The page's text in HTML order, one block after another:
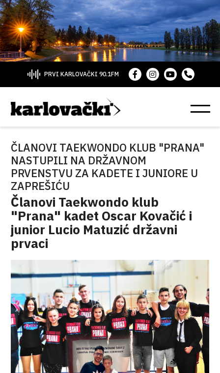
PRVI KARLOVAČKI 90.1FM
ČLANOVI TAEKWONDO KLUB "PRANA"
NASTUPILI NA DRŽAVNOM
PRVENSTVU ZA KADETE I JUNIORE U
ZAPREŠIĆU
Članovi Taekwondo klub
"Prana" kadet Oscar Kovačić i
junior Lucio Matuzić državni
prvaci